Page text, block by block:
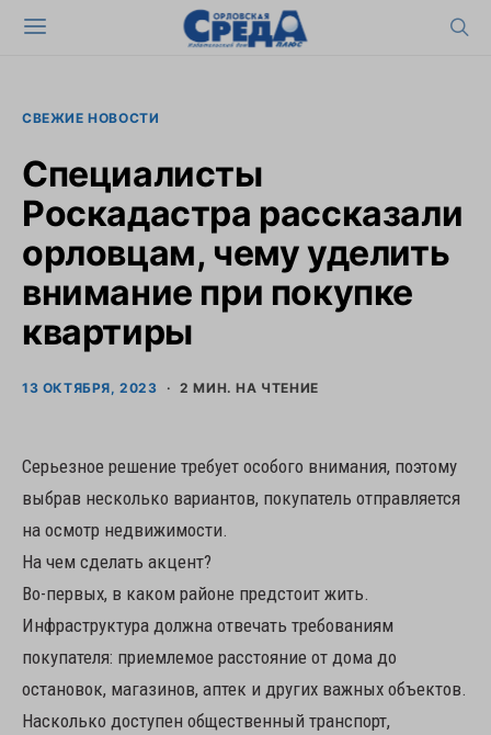
СВЕЖИЕ НОВОСТИ
Специалисты
Роскадастра рассказали
орловцам, чему уделить
внимание при покупке
квартиры
13 ОКТЯБРЯ, 2023 2 МИН. НА ЧТЕНИЕ
Серьезное решение требует особого внимания, поэтому
выбрав несколько вариантов, покупатель отправляется
на осмотр недвижимости.
На чем сделать акцент?
Во-первых, в каком районе предстоит жить.
Инфраструктура должна отвечать требованиям
покупателя: приемлемое расстояние от дома до
остановок, магазинов, аптек и других важных объектов.
Насколько доступен общественный транспорт,